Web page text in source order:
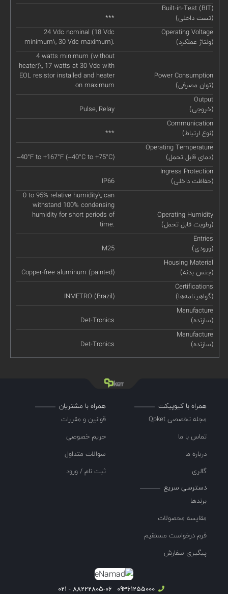
Built-in-Test (BIT)
(تست داخلی)
***
Operating Voltage
(ولتاژ عملکرد)
24 Vdc nominal (18 Vdc
minimum\, 30 Vdc maximum).
Power Consumption
(توان مصرفی)
4 watts minimum (without
heater)\, 17 watts at 30 Vdc with
EOL resistor installed and heater
on maximum
Output
(خروجی)
Pulse, Relay
Communication
(نوع ارتباط)
***
Operating Temperature
(دمای قابل تحمل)
–40°F to +167°F (–40°C to +75°C)
Ingress Protection
(حفاظت داخلی)
IP66
Operating Humidity
(رطوبت قابل تحمل)
0 to 95% relative humidity\, can
withstand 100% condensing
humidity for short periods of
time.
Entries
(ورودی)
M25
Housing Material
(جنس بدنه)
Copper-free aluminum (painted)
Certifications
(گواهینامه‌ها)
INMETRO (Brazil)
Manufacture
(سازنده)
Det-Tronics
Manufacture
(سازنده)
Det-Tronics
همراه با کیوپیکت
مجله تخصصی Qpket
تماس با ما
درباره ما
گالری
همراه با مشتریان
قوانین و مقررات
حریم خصوصی
سوالات متداول
ثبت نام / ورود
دسترسی سریع
برندها
مقایسه محصولات
فرم درخواست مستقیم
پیگیری سفارش
09361255000
88222805-06 - 021